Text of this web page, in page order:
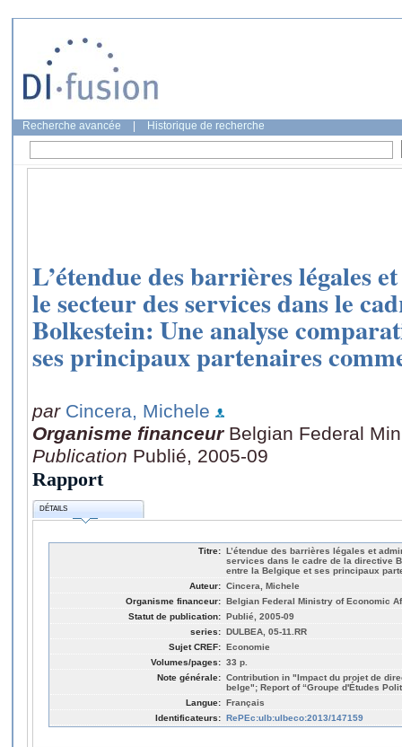
Recherche avancée Historique de recherche
L’étendue des barrières légales
le secteur des services dans le
Bolkestein: Une analyse
ses principaux partenaires
par Cincera, Michele
Organisme financeur Belgian Federal
Publication Publié, 2005-09
Rapport
DÉTAILS
Titre: L’étendue des barrières légales et
services dans le cadre de la directive
entre la Belgique et ses principaux
Auteur: Cincera, Michele
Organisme financeur: Belgian Federal Ministry of Economic
Statut de publication: Publié, 2005-09
series: DULBEA, 05-11.RR
Sujet CREF: Economie
Volumes/pages: 33 p.
Note générale: Contribution in "Impact du projet de
belge"; Report of “Groupe d'Études
Langue: Français
Identificateurs: RePEc:ulb:ulbeco:2013/147159